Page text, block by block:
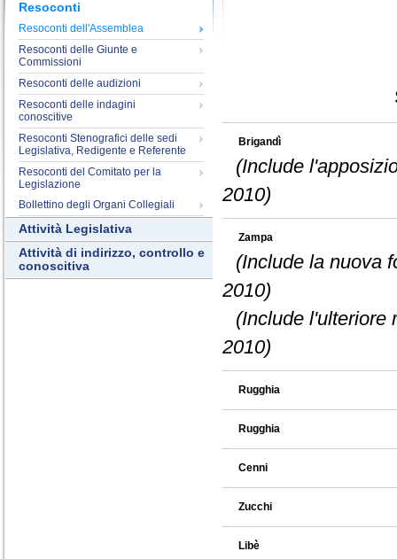
Resoconti
Resoconti dell'Assemblea
Resoconti delle Giunte e
Commissioni
Resoconti delle audizioni
Resoconti delle indagini
conoscitive
Resoconti Stenografici delle sedi
Legislativa, Redigente e Referente
Resoconti del Comitato per la
Legislazione
Bollettino degli Organi Collegiali
Attività Legislativa
Attività di indirizzo, controllo e
conoscitiva
Brigandì
(Include
2010)
Zampa
(Include la nuova
2010)
(Include l'ulteriore
2010)
Rugghia
Rugghia
Cenni
Zucchi
Libè